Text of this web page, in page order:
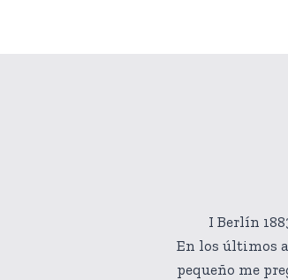
I Berlín
En los últimos
pequeño me